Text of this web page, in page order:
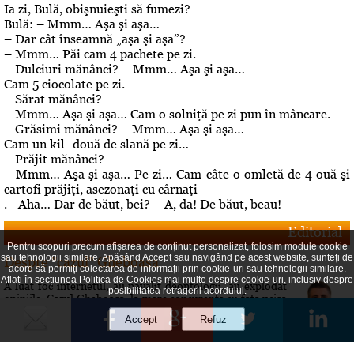
Ia zi, Bulă, obişnuieşti să fumezi?
Bulă: – Mmm… Aşa şi aşa…
– Dar cât înseamnă „aşa şi aşa”?
– Mmm… Păi cam 4 pachete pe zi.
– Dulciuri mănânci? – Mmm… Aşa şi aşa…
Cam 5 ciocolate pe zi.
– Sărat mănânci?
– Mmm… Aşa şi aşa… Cam o solniţă pe zi pun în mâncare.
– Grăsimi mănânci? – Mmm… Aşa şi aşa…
Cam un kil- două de slană pe zi…
– Prăjit mănânci?
– Mmm… Aşa şi aşa… Pe zi… Cam câte o omletă de 4 ouă şi
cartofi prăjiţi, asezonaţi cu cârnaţi
.– Aha… Dar de băut, bei? – A, da! De băut, beau!
Editorial
Despre "cazul" Gheboasa
A luat foc internetul, au navalit deontologii, au explodat
opiniile. Cazul Gheboasa, la mare concurenta cu fata ucisa
in Mangalia care avea initial 12 ani si fusese violata, iar
apoi 18 si ucisa de colega de camera In fapt, un produs al
Pentru scopuri precum afișarea de conținut personalizat, folosim module cookie
sau tehnologii similare. Apăsând Accept sau navigând pe acest website, sunteți de
acord să permiți colectarea de informații prin cookie-uri sau tehnologii similare.
Aflați în secțiunea Politica de Cookies mai multe despre cookie-uri, inclusiv despre
posibilitatea retragerii acordului.